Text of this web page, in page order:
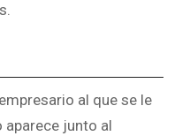
al que se le
aparece junto al